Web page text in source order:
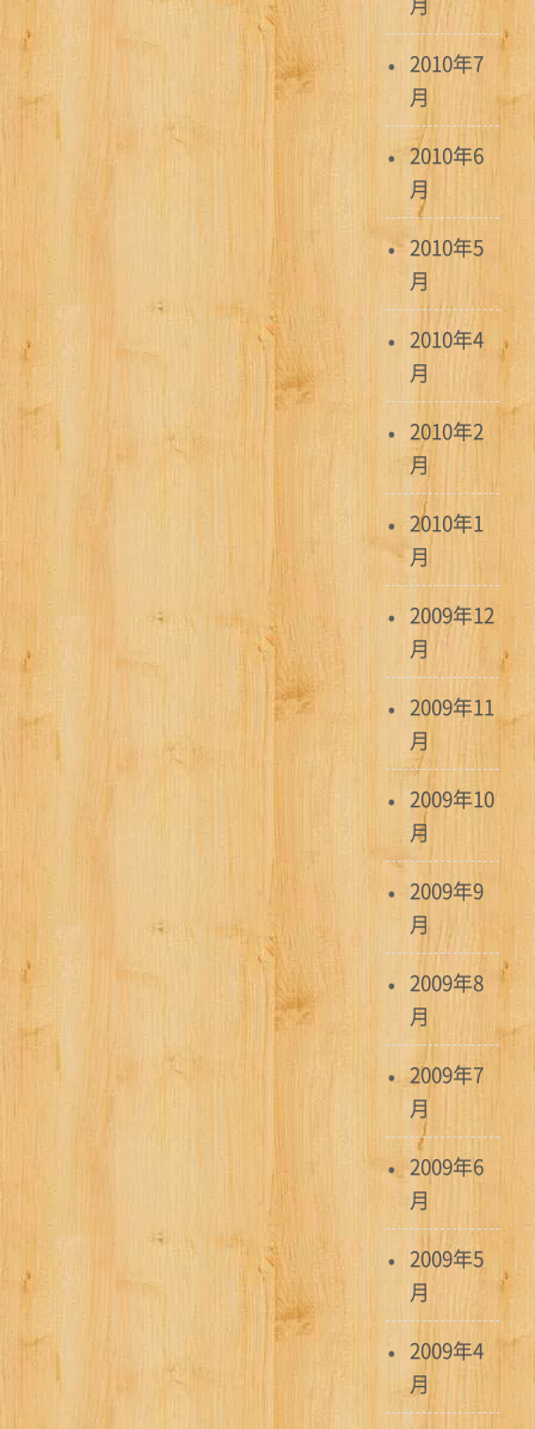
2010年7
月
2010年6
月
2010年5
月
2010年4
月
2010年2
月
2010年1
月
2009年12
月
2009年11
月
2009年10
月
2009年9
月
2009年8
月
2009年7
月
2009年6
月
2009年5
月
2009年4
月